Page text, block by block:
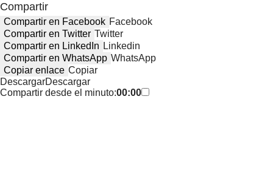
Compartir
Compartir en Facebook Facebook
Compartir en Twitter Twitter
Compartir en LinkedIn Linkedin
Compartir en WhatsApp WhatsApp
Copiar enlace Copiar
DescargarDescargar
Compartir desde el minuto:00:00